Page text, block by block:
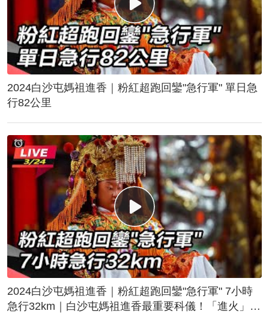
2024白沙屯媽祖進香｜粉紅超跑回鑾"急行軍" 單日急
行82公里
2024白沙屯媽祖進香｜粉紅超跑回鑾"急行軍" 7小時
急行32km｜白沙屯媽祖進香最重要科儀！「進火」儀